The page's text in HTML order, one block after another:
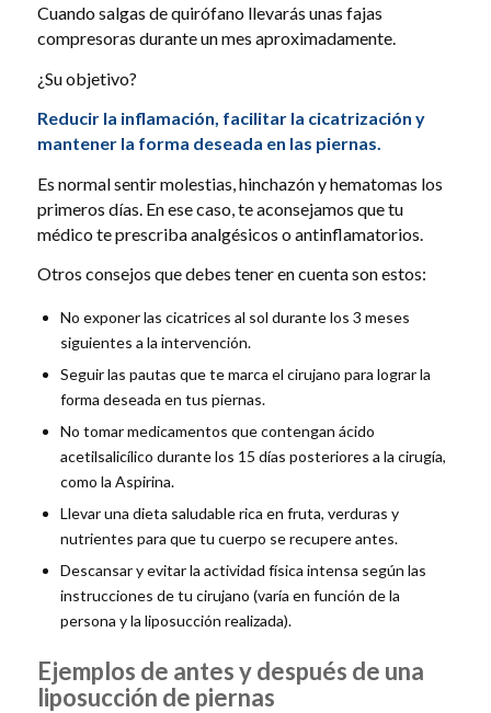
Cuando salgas de quirófano llevarás unas fajas
compresoras durante un mes aproximadamente.
¿Su objetivo?
Reducir la inflamación, facilitar la cicatrización y
mantener la forma deseada en las piernas.
Es normal sentir molestias, hinchazón y hematomas los
primeros días. En ese caso, te aconsejamos que tu
médico te prescriba analgésicos o antinflamatorios.
Otros consejos que debes tener en cuenta son estos:
No exponer las cicatrices al sol durante los 3 meses
siguientes a la intervención.
Seguir las pautas que te marca el cirujano para lograr la
forma deseada en tus piernas.
No tomar medicamentos que contengan ácido
acetilsalicílico durante los 15 días posteriores a la cirugía,
como la Aspirina.
Llevar una dieta saludable rica en fruta, verduras y
nutrientes para que tu cuerpo se recupere antes.
Descansar y evitar la actividad física intensa según las
instrucciones de tu cirujano (varía en función de la
persona y la liposucción realizada).
Ejemplos de antes y después de una
liposucción de piernas